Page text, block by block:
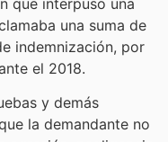
una suma de
indemnización, por
el 2018.
y demás
la demandante no